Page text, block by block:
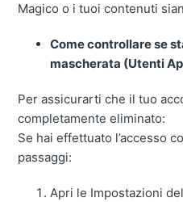
Magico o i tuoi contenuti
Come controllare se
mascherata (Utenti
Per assicurarti che il tuo
completamente eliminato:
Se hai effettuato l’accesso
passaggi:
Apri le Impostazioni